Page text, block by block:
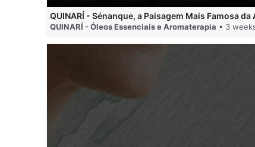
QUINARÍ - Sénanque, a Paisagem Mais Famosa
QUINARÍ - Óleos Essenciais e Aromaterapia • 3